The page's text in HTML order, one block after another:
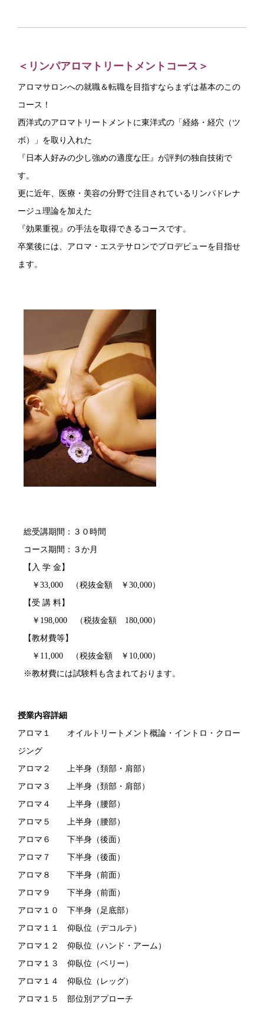
＜リンパアロマトリートメントコース＞
アロマサロンへの就職＆転職を目指すならまずは基本のこの
コース！
西洋式のアロマトリートメントに東洋式の「経絡・経穴（ツ
ボ）」を取り入れた
『日本人好みの少し強めの適度な圧』が評判の独自技術で
す。
更に近年、医療・美容の分野で注目されているリンパドレナ
ージュ理論を加えた
『効果重視』の手法を取得できるコースです。
卒業後には、アロマ・エステサロンでプロデビューを目指せ
ます。
総受講期間：３０時間
コース期間：３か月
【入 学 金】
￥33,000 （税抜金額 ￥30,000）
【受 講 料】
￥198,000 （税抜金額 180,000）
【教材費等】
￥11,000 （税抜金額 ￥10,000）
※教材費には試験料も含まれております。
授業内容詳細
アロマ１ オイルトリートメント概論・イントロ・クロー
ジング
アロマ２ 上半身（頚部・肩部）
アロマ３ 上半身（頚部・肩部）
アロマ４ 上半身（腰部）
アロマ５ 上半身（腰部）
アロマ６ 下半身（後面）
アロマ７ 下半身（後面）
アロマ８ 下半身（前面）
アロマ９ 下半身（前面）
アロマ１０ 下半身（足底部）
アロマ１１ 仰臥位（デコルテ）
アロマ１２ 仰臥位（ハンド・アーム）
アロマ１３ 仰臥位（ベリー）
アロマ１４ 仰臥位（レッグ）
アロマ１５ 部位別アプローチ